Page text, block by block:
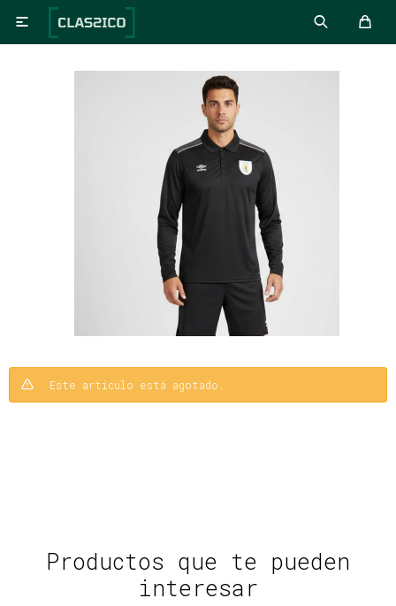

Este artículo está agotado.
Productos que te pueden
interesar